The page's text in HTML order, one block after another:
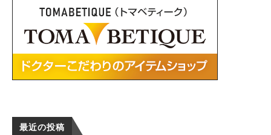
最近の投稿